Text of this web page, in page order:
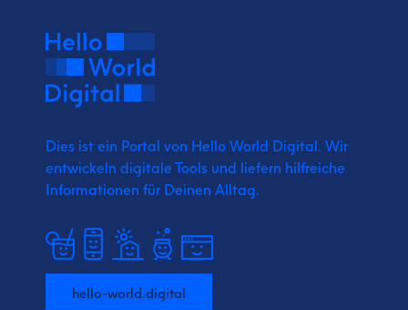
Dies ist ein Portal von Hello World Digital. Wir
entwickeln digitale Tools und liefern hilfreiche
Informationen für Deinen Alltag.
hello-world.digital